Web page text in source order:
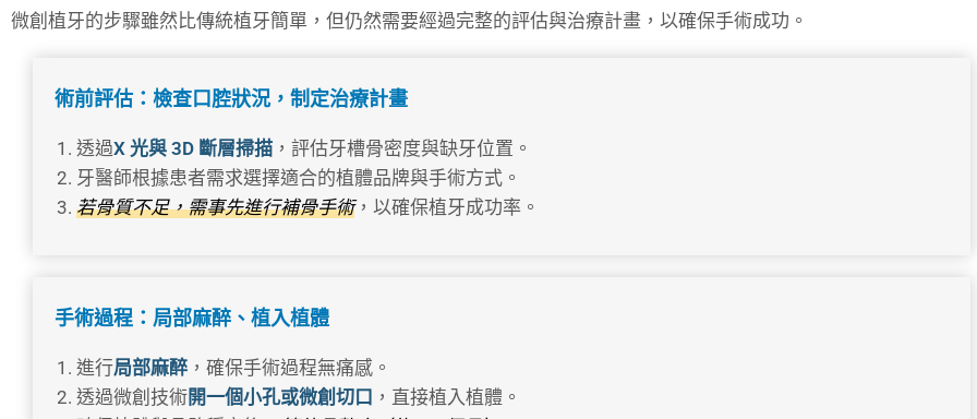
微創植牙的步驟雖然比傳統植牙簡單，但仍然需要經過完整的評估與治療計畫，以確保手術成功。
術前評估：檢查口腔狀況，制定治療計畫
透過X 光與 3D 斷層掃描 ，評估牙槽骨密度與缺牙位置。
牙醫師根據患者需求選擇適合的植體品牌與手術方式。
若骨質不足，需事先進行補骨手術，以確保植牙成功率。
手術過程：局部麻醉、植入植體
進行局部麻醉 ，確保手術過程無痛感。
透過微創技術開一個小孔或微創切口 ，直接植入植體。